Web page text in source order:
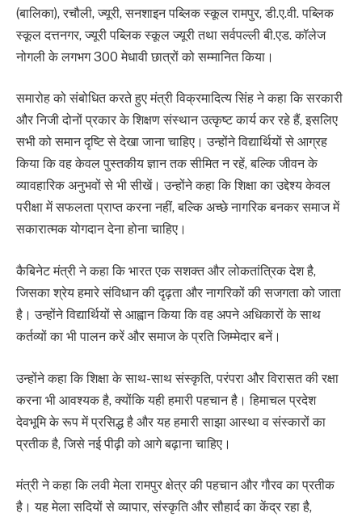
(बालिका), रचौली, ज्यूरी, सनशाइन पब्लिक स्कूल रामपुर, डी.ए.वी. पब्लिक
स्कूल दत्तनगर, ज्यूरी पब्लिक स्कूल ज्यूरी तथा सर्वपल्ली बी.एड. कॉलेज
नोगली के लगभग 300 मेधावी छात्रों को सम्मानित किया।
समारोह को संबोधित करते हुए मंत्री विक्रमादित्य सिंह ने कहा कि सरकारी
और निजी दोनों प्रकार के शिक्षण संस्थान उत्कृष्ट कार्य कर रहे हैं, इसलिए
सभी को समान दृष्टि से देखा जाना चाहिए। उन्होंने विद्यार्थियों से आग्रह
किया कि वह केवल पुस्तकीय ज्ञान तक सीमित न रहें, बल्कि जीवन के
व्यावहारिक अनुभवों से भी सीखें। उन्होंने कहा कि शिक्षा का उद्देश्य केवल
परीक्षा में सफलता प्राप्त करना नहीं, बल्कि अच्छे नागरिक बनकर समाज में
सकारात्मक योगदान देना होना चाहिए।
कैबिनेट मंत्री ने कहा कि भारत एक सशक्त और लोकतांत्रिक देश है,
जिसका श्रेय हमारे संविधान की दृढ़ता और नागरिकों की सजगता को जाता
है। उन्होंने विद्यार्थियों से आह्वान किया कि वह अपने अधिकारों के साथ
कर्तव्यों का भी पालन करें और समाज के प्रति जिम्मेदार बनें।
उन्होंने कहा कि शिक्षा के साथ-साथ संस्कृति, परंपरा और विरासत की रक्षा
करना भी आवश्यक है, क्योंकि यही हमारी पहचान है। हिमाचल प्रदेश
देवभूमि के रूप में प्रसिद्ध है और यह हमारी साझा आस्था व संस्कारों का
प्रतीक है, जिसे नई पीढ़ी को आगे बढ़ाना चाहिए।
मंत्री ने कहा कि लवी मेला रामपुर क्षेत्र की पहचान और गौरव का प्रतीक
है। यह मेला सदियों से व्यापार, संस्कृति और सौहार्द का केंद्र रहा है,